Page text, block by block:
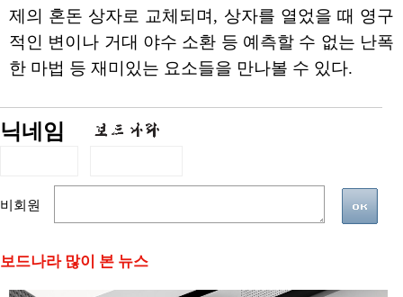
제의 혼돈 상자로 교체되며, 상자를 열었을 때 영구
적인 변이나 거대 야수 소환 등 예측할 수 없는 난폭
한 마법 등 재미있는 요소들을 만나볼 수 있다.
닉네임
비회원
보드나라 많이 본 뉴스